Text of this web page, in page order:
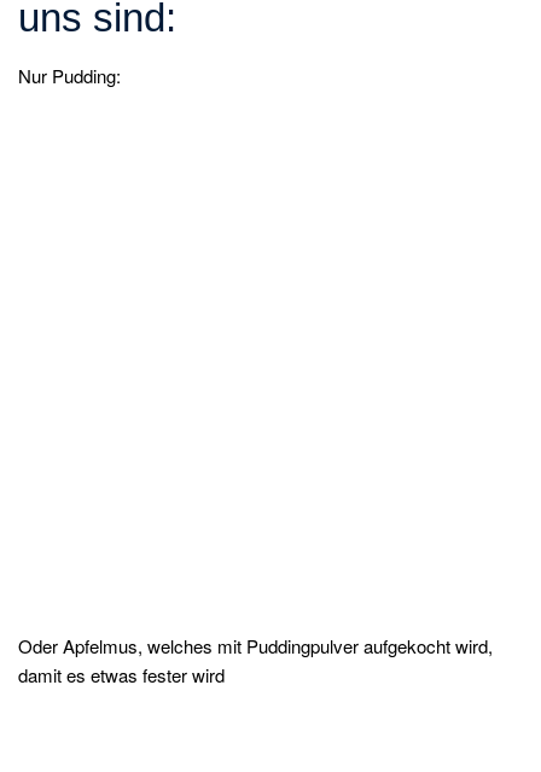
uns sind:
Nur Pudding:
Oder Apfelmus, welches mit Puddingpulver aufgekocht wird,
damit es etwas fester wird